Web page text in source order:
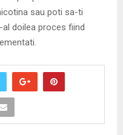
sau poti sa-ti
doilea proces fiind